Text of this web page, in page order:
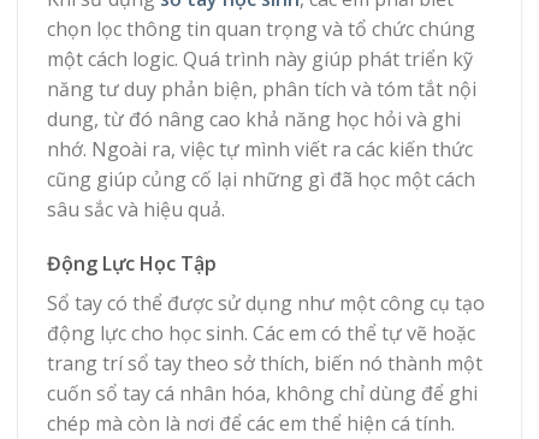
chọn lọc thông tin quan trọng và tổ chức chúng
một cách logic. Quá trình này giúp phát triển kỹ
năng tư duy phản biện, phân tích và tóm tắt nội
dung, từ đó nâng cao khả năng học hỏi và ghi
nhớ. Ngoài ra, việc tự mình viết ra các kiến thức
cũng giúp củng cố lại những gì đã học một cách
sâu sắc và hiệu quả.
Động Lực Học Tập
Sổ tay có thể được sử dụng như một công cụ tạo
động lực cho học sinh. Các em có thể tự vẽ hoặc
trang trí sổ tay theo sở thích, biến nó thành một
cuốn sổ tay cá nhân hóa, không chỉ dùng để ghi
chép mà còn là nơi để các em thể hiện cá tính.